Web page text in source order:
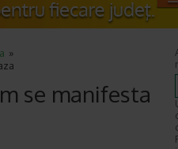
se manifesta